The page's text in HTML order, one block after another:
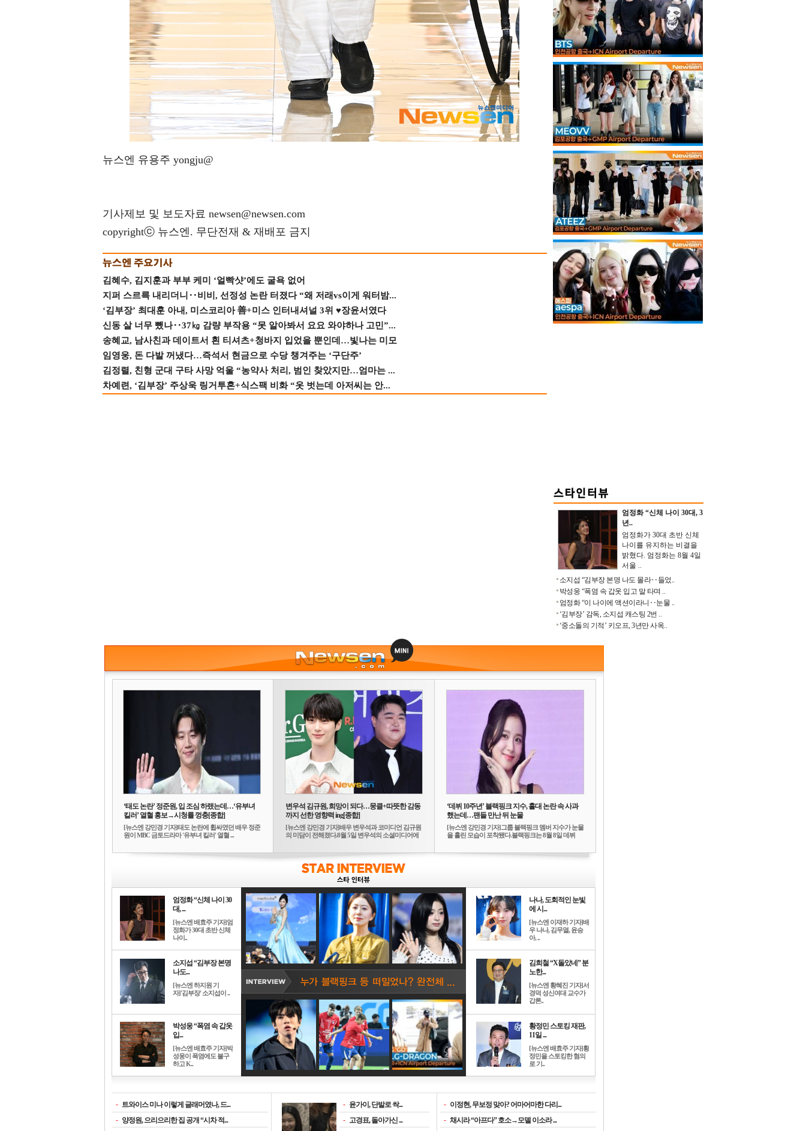
뉴스엔 유용주 yongju@
기사제보 및 보도자료 newsen@newsen.com
copyrightⓒ 뉴스엔. 무단전재 & 재배포 금지
김혜수, 김지훈과 부부 케미 ‘얼빡샷’에도 굴욕 없어
지퍼 스르륵 내리더니‥비비, 선정성 논란 터졌다 “왜 저래vs이게 워터밤...
‘김부장’ 최대훈 아내, 미스코리아 善+미스 인터내셔널 3위 ♥장윤서였다
신동 살 너무 뺐나‥37㎏ 감량 부작용 “못 알아봐서 요요 와야하나 고민”...
송혜교, 남사친과 데이트서 흰 티셔츠+청바지 입었을 뿐인데…빛나는 미모
임영웅, 돈 다발 꺼냈다…즉석서 현금으로 수당 챙겨주는 ‘구단주’
김정렬, 친형 군대 구타 사망 억울 “농약사 처리, 범인 찾았지만…엄마는 ...
차예련, ‘김부장’ 주상욱 링거투혼+식스팩 비화 “옷 벗는데 아저씨는 안...
엄정화 “신체 나이 30대, 3
년..
엄정화가 30대 초반 신체
나이를 유지하는 비결을
밝혔다. 엄정화는 8월 4일
서울 ..
소지섭 “김부장 본명 나도 몰라‥들었..
박성웅 “폭염 속 갑옷 입고 말 타며 ..
엄정화 “이 나이에 액션이라니‥눈물 ..
‘김부장’ 감독, 소지섭 캐스팅 2번 ..
‘중소돌의 기적’ 키오프, 3년만 사옥..
‘태도 논란’ 정준원, 입 조심 하랬는데…‘유부녀
킬러’ 열혈 홍보→시청률 껑충[종합]
[뉴스엔 강민경 기자]태도 논란에 휩싸였던 배우 정준
원이 MBC 금토드라마 '유부녀 킬러' 열혈 ...
변우석 김규원, 희망이 되다…뭉클+따뜻한 감동
까지 선한 영향력 ing[종합]
[뉴스엔 강민경 기자]배우 변우석과 코미디언 김규원
의 미담이 전해졌다.8월 5일 변우석의 소셜미디어에
‘데뷔 10주년’ 블랙핑크 지수, 홀대 논란 속 사과
했는데…팬들 만난 뒤 눈물
[뉴스엔 강민경 기자]그룹 블랙핑크 멤버 지수가 눈물
을 흘린 모습이 포착됐다.블랙핑크는 8월 8일 데뷔
엄정화 “신체 나이 30
대, ...
[뉴스엔 배효주 기자]엄
정화가 30대 초반 신체
나이..
소지섭 “김부장 본명
나도...
[뉴스엔 하지원 기
자]'김부장' 소지섭이 ..
박성웅 “폭염 속 갑옷
입...
[뉴스엔 배효주 기자]박
성웅이 폭염에도 불구
하고 K..
나나, 도회적인 눈빛
에 시...
[뉴스엔 이재하 기자]배
우 나나, 김무열, 윤승
아, ..
김희철 “X돌았네” 분
노한...
[뉴스엔 황혜진 기자]서
경덕 성신여대 교수가
갑론..
황정민 스토킹 재판,
11일 ...
[뉴스엔 배효주 기자]황
정민을 스토킹한 혐의
로 기..
- 트와이스 미나 이렇게 글래머였나, 드...
- 양정원, 으리으리한 집 공개 “시차 적...
- 윤가이, 단발로 싹...
- 고경표, 돌아가신 ...
- 이정현, 무보정 맞아? 어마어마한 다리...
- 채시라 “아프다” 호소→모델 이소라 ...